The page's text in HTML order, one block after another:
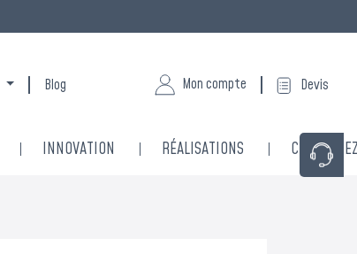
Blog Mon compte Devis
INNOVATION RÉALISATIONS